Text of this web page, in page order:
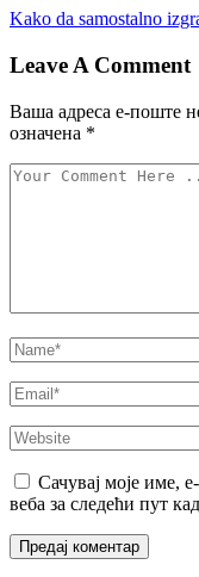
Kako da samostalno
Leave A Comment
Ваша адреса е-поште
означена *
Сачувај моје име,
веба за следећи пут